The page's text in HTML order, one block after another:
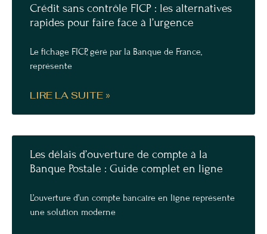
Crédit sans contrôle FICP : les alternatives
rapides pour faire face à l’urgence
Le fichage FICP, géré par la Banque de France,
représente
LIRE LA SUITE »
Les délais d’ouverture de compte à la
Banque Postale : Guide complet en ligne
L’ouverture d’un compte bancaire en ligne représente
une solution moderne